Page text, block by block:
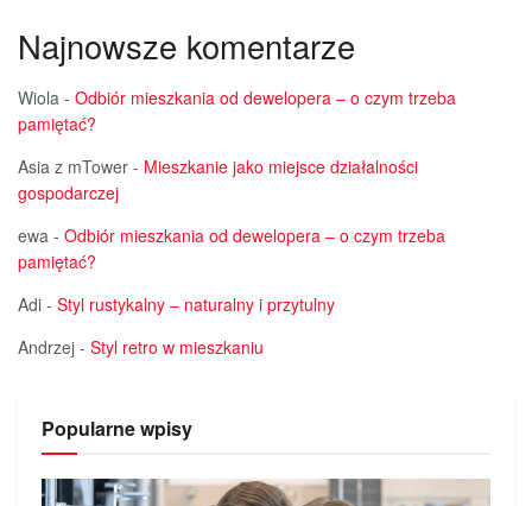
Najnowsze komentarze
Wiola - Odbiór mieszkania od dewelopera – o czym trzeba
pamiętać?
Asia z mTower - Mieszkanie jako miejsce działalności
gospodarczej
ewa - Odbiór mieszkania od dewelopera – o czym trzeba
pamiętać?
Adi - Styl rustykalny – naturalny i przytulny
Andrzej - Styl retro w mieszkaniu
Popularne wpisy